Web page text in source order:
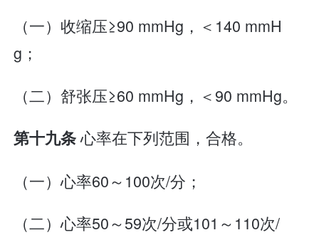
（一）收缩压≥90 mmHg，＜140 mmH
g；
（二）舒张压≥60 mmHg，＜90 mmHg。
第十九条心率在下列范围，合格。
（一）心率60～100次/分；
（二）心率50～59次/分或101～110次/